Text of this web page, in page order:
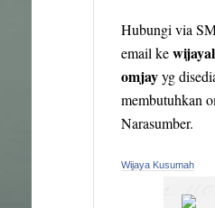
Hubungi via
email ke
omjayyg
membutuhkan
Narasumber.
Wijaya Kusumah